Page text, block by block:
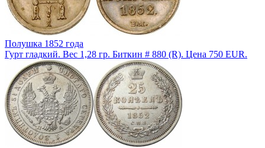
Полушка 1852 года
Гурт гладкий. Вес 1,28 гр. Биткин # 880 (R). Цена 750 EUR.